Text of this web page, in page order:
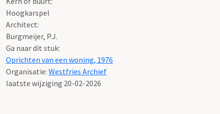
Hoogkarspel
Architect:
Burgmeijer, P.J.
Ga naar dit stuk:
Oprichten van een woning, 1976
Organisatie: Westfries Archief
laatste wijziging 20-02-2026